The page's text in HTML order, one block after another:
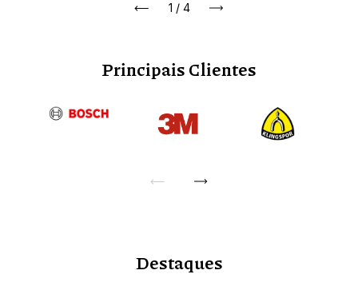
1 / 4
Principais Clientes
Destaques